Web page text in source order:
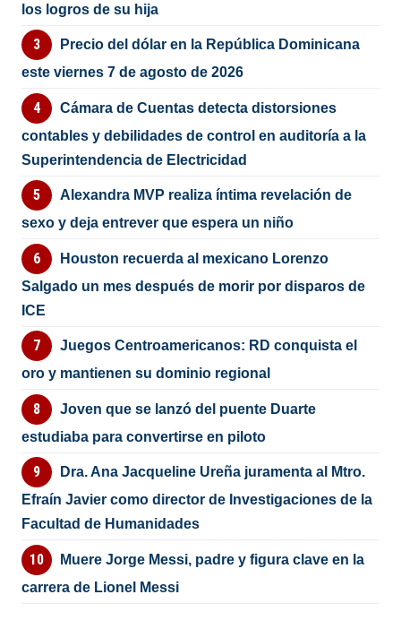
los logros de su hija
Precio del dólar en la República Dominicana
este viernes 7 de agosto de 2026
Cámara de Cuentas detecta distorsiones
contables y debilidades de control en auditoría a la
Superintendencia de Electricidad
Alexandra MVP realiza íntima revelación de
sexo y deja entrever que espera un niño
Houston recuerda al mexicano Lorenzo
Salgado un mes después de morir por disparos de
ICE
Juegos Centroamericanos: RD conquista el
oro y mantienen su dominio regional
Joven que se lanzó del puente Duarte
estudiaba para convertirse en piloto
Dra. Ana Jacqueline Ureña juramenta al Mtro.
Efraín Javier como director de Investigaciones de la
Facultad de Humanidades
Muere Jorge Messi, padre y figura clave en la
carrera de Lionel Messi